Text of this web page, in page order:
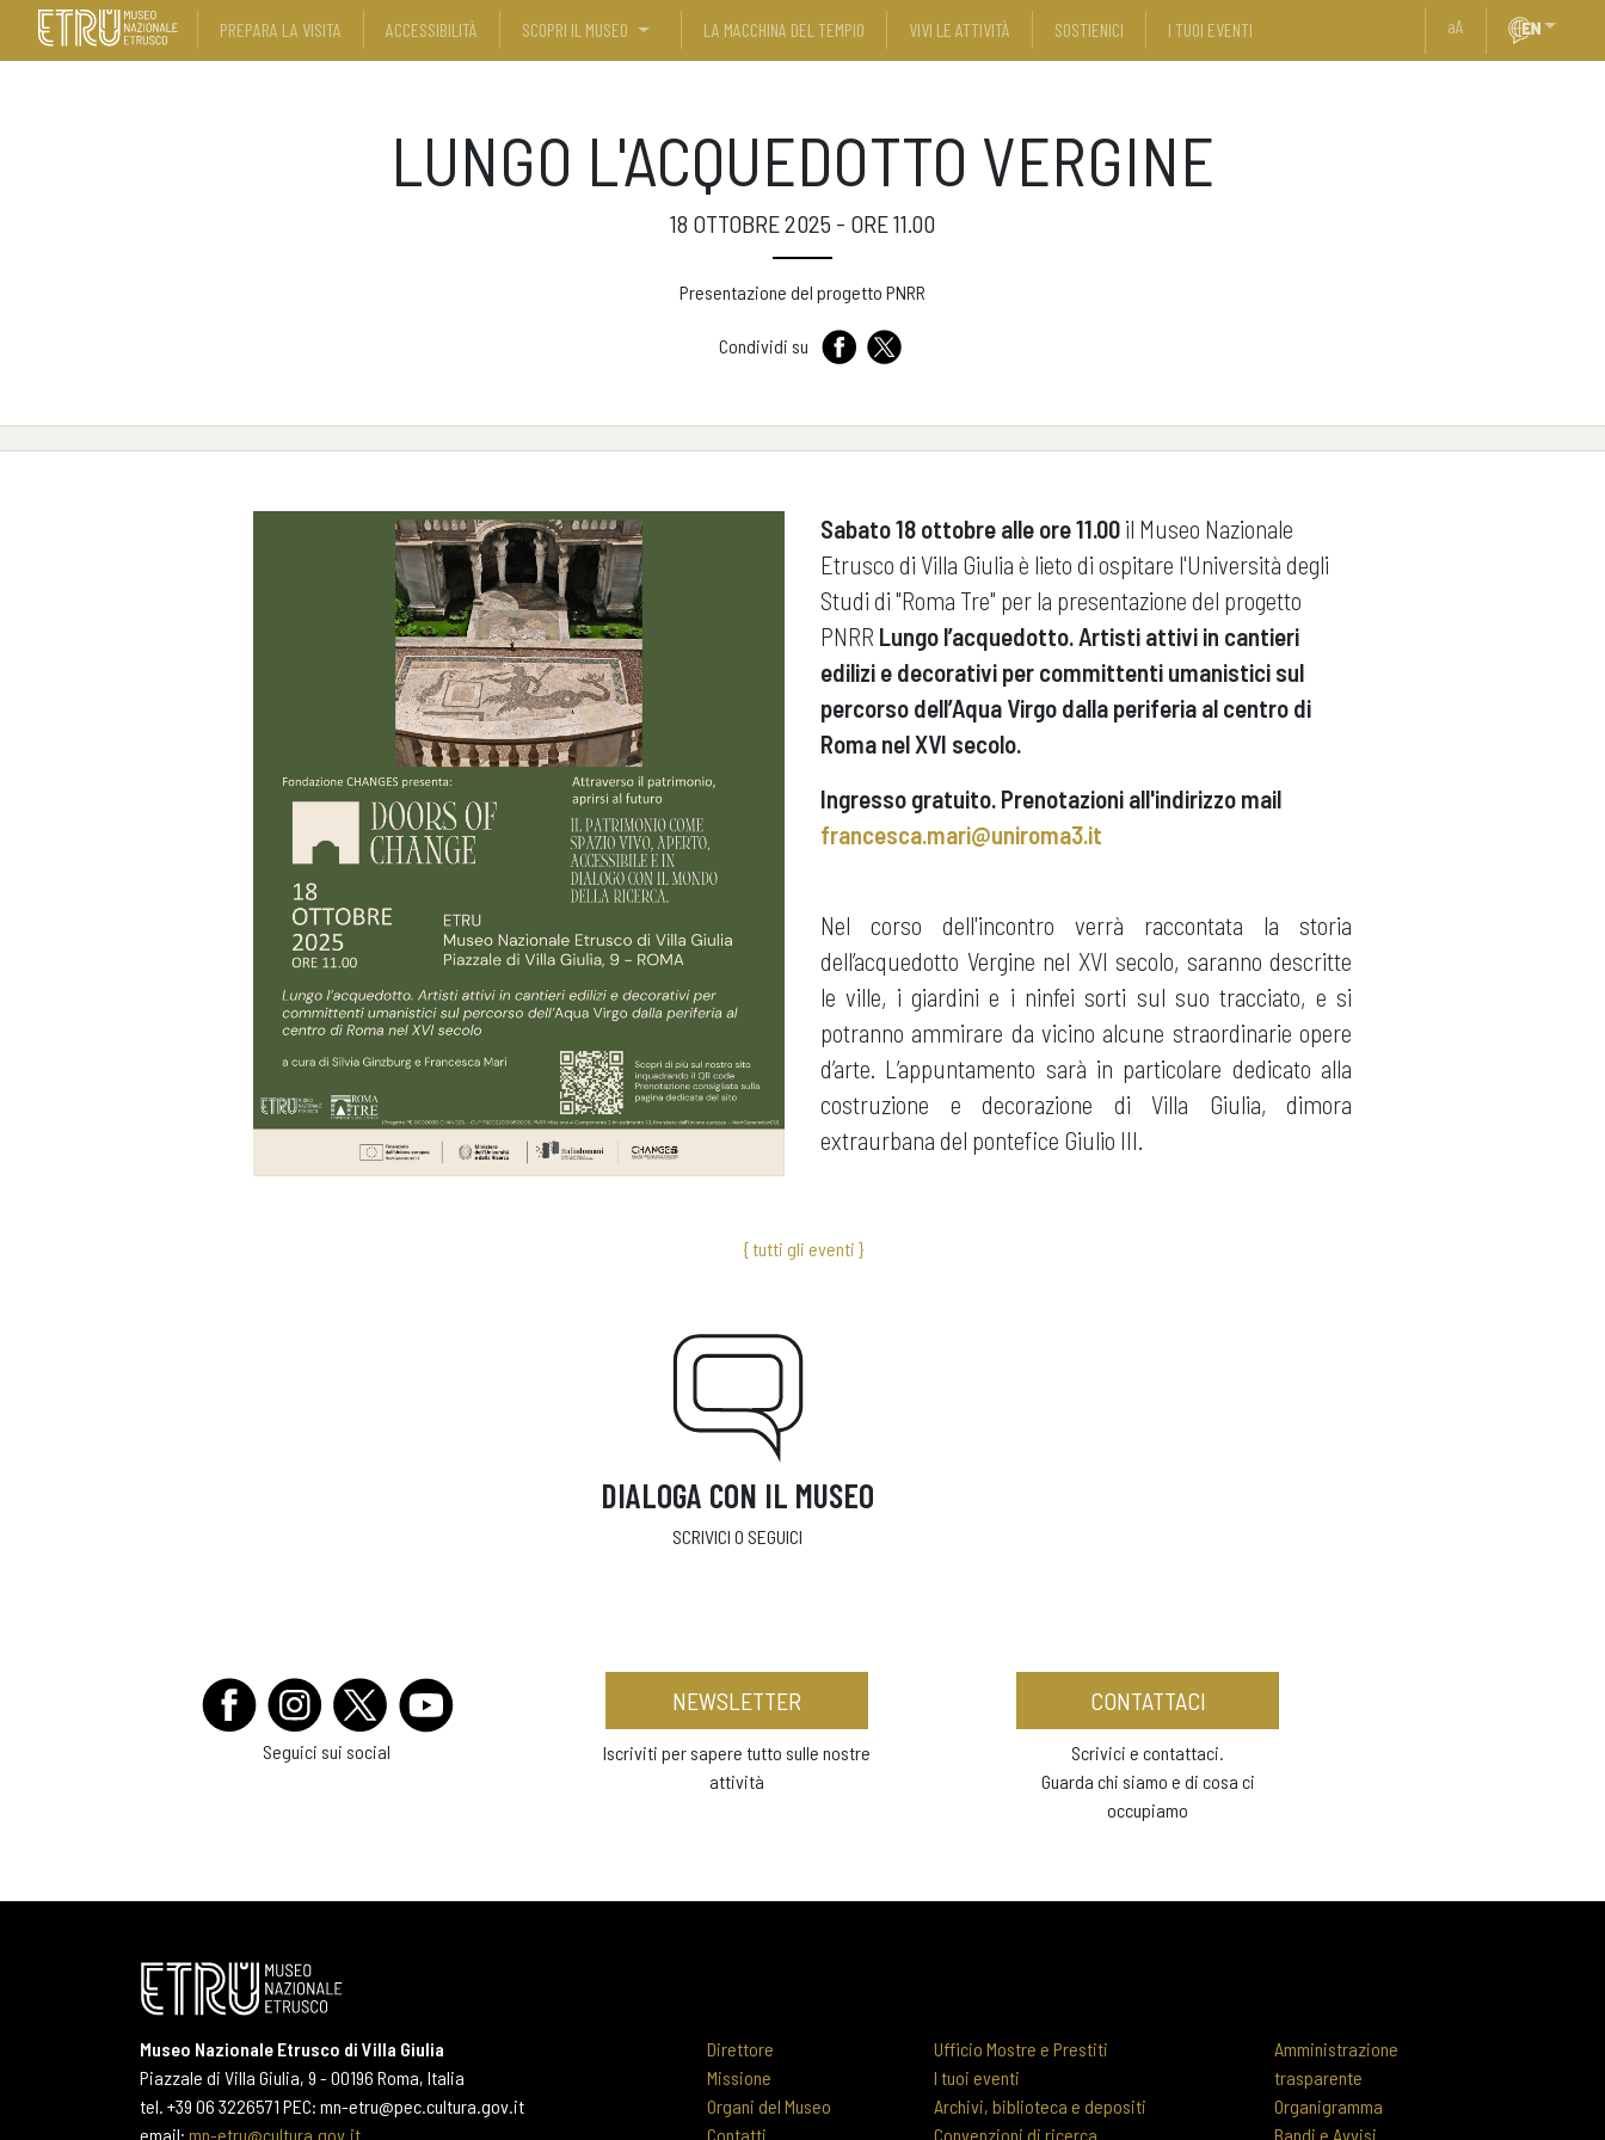
PREPARA LA VISITA ACCESSIBILITÀ SCOPRI IL MUSEO LA MACCHINA DEL TEMPIO VIVI LE ATTIVITÀ SOSTIENICI I TUOI EVENTI aA
LUNGO L'ACQUEDOTTO VERGINE
18 OTTOBRE 2025 - ORE 11.00
Presentazione del progetto PNRR
Condividi su
Sabato 18 ottobre alle ore 11.00 il Museo Nazionale
Etrusco di Villa Giulia è lieto di ospitare l'Università degli
Studi di "Roma Tre" per la presentazione del progetto
PNRR Lungo l’acquedotto. Artisti attivi in cantieri
edilizi e decorativi per committenti umanistici sul
percorso dell’Aqua Virgo dalla periferia al centro di
Roma nel XVI secolo.
Ingresso gratuito. Prenotazioni all'indirizzo mail
francesca.mari@uniroma3.it
Nel corso dell'incontro verrà raccontata la storia
dell’acquedotto Vergine nel XVI secolo, saranno descritte
le ville, i giardini e i ninfei sorti sul suo tracciato, e si
potranno ammirare da vicino alcune straordinarie opere
d’arte. L’appuntamento sarà in particolare dedicato alla
costruzione e decorazione di Villa Giulia, dimora
extraurbana del pontefice Giulio III.
{ tutti gli eventi }
DIALOGA CON IL MUSEO
SCRIVICI O SEGUICI
Seguici sui social
NEWSLETTER
Iscriviti per sapere tutto sulle nostre
attività
CONTATTACI
Scrivici e contattaci.
Guarda chi siamo e di cosa ci
occupiamo
Museo Nazionale Etrusco di Villa Giulia
Piazzale di Villa Giulia, 9 - 00196 Roma, Italia
tel. +39 06 3226571 PEC: mn-etru@pec.cultura.gov.it
email: mn-etru@cultura.gov.it
Direttore
Missione
Organi del Museo
Contatti
Ufficio Mostre e Prestiti
I tuoi eventi
Archivi, biblioteca e depositi
Convenzioni di ricerca
Amministrazione
trasparente
Organigramma
Bandi e Avvisi